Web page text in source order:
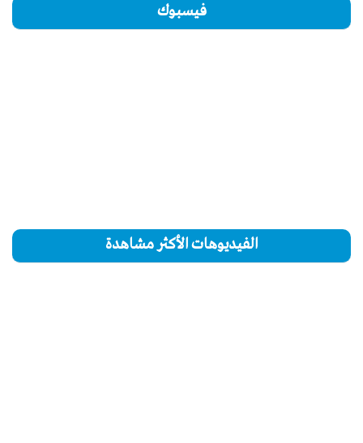
فيسبوك
الفيديوهات الأكثر مشاهدة